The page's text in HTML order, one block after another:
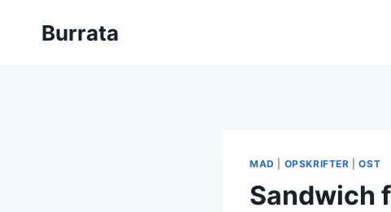
Burrata
MAD OPSKRIFTER |OST
Sandwich